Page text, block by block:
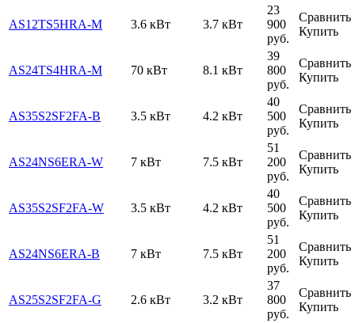
AS12TS5HRA-M 3.6 кВт 3.7 кВт
23
900
руб.
Сравнить
Купить
AS24TS4HRA-M 70 кВт 8.1 кВт
39
800
руб.
Сравнить
Купить
AS35S2SF2FA-B 3.5 кВт 4.2 кВт
40
500
руб.
Сравнить
Купить
AS24NS6ERA-W 7 кВт 7.5 кВт
51
200
руб.
Сравнить
Купить
AS35S2SF2FA-W 3.5 кВт 4.2 кВт
40
500
руб.
Сравнить
Купить
AS24NS6ERA-B 7 кВт 7.5 кВт
51
200
руб.
Сравнить
Купить
AS25S2SF2FA-G 2.6 кВт 3.2 кВт
37
800
руб.
Сравнить
Купить